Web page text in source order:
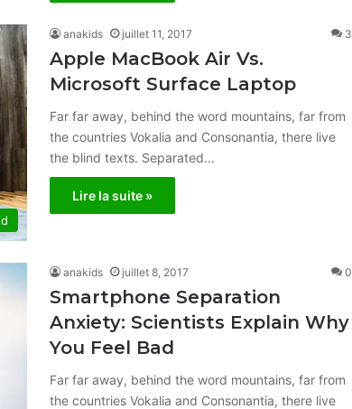
anakids juillet 11, 2017 3
Apple MacBook Air Vs.
Microsoft Surface Laptop
Far far away, behind the word mountains, far from
the countries Vokalia and Consonantia, there live
the blind texts. Separated…
Lire la suite »
anakids juillet 8, 2017 0
Smartphone Separation
Anxiety: Scientists Explain Why
You Feel Bad
Far far away, behind the word mountains, far from
the countries Vokalia and Consonantia, there live